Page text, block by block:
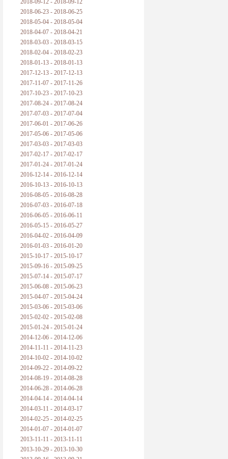
2018-09-12 - 2018-09-12
2018-06-23 - 2018-06-25
2018-05-04 - 2018-05-04
2018-04-07 - 2018-04-21
2018-03-03 - 2018-03-15
2018-02-04 - 2018-02-23
2018-01-13 - 2018-01-13
2017-12-13 - 2017-12-13
2017-11-07 - 2017-11-26
2017-10-23 - 2017-10-23
2017-08-24 - 2017-08-24
2017-07-03 - 2017-07-04
2017-06-01 - 2017-06-26
2017-05-06 - 2017-05-06
2017-03-03 - 2017-03-03
2017-02-17 - 2017-02-17
2017-01-24 - 2017-01-24
2016-12-14 - 2016-12-14
2016-10-13 - 2016-10-13
2016-08-05 - 2016-08-28
2016-07-03 - 2016-07-18
2016-06-05 - 2016-06-11
2016-05-15 - 2016-05-27
2016-04-02 - 2016-04-09
2016-01-03 - 2016-01-20
2015-10-17 - 2015-10-17
2015-09-16 - 2015-09-25
2015-07-14 - 2015-07-17
2015-06-08 - 2015-06-23
2015-04-07 - 2015-04-24
2015-03-06 - 2015-03-06
2015-02-02 - 2015-02-08
2015-01-24 - 2015-01-24
2014-12-06 - 2014-12-06
2014-11-11 - 2014-11-23
2014-10-02 - 2014-10-02
2014-09-22 - 2014-09-22
2014-08-19 - 2014-08-28
2014-06-28 - 2014-06-28
2014-04-14 - 2014-04-14
2014-03-11 - 2014-03-17
2014-02-25 - 2014-02-25
2014-01-07 - 2014-01-07
2013-11-11 - 2013-11-11
2013-10-29 - 2013-10-30